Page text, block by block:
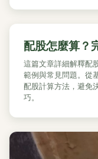
配股怎麼算？
這篇文章詳細解釋配
範例與常見問題。從
配股計算方法，避免
巧。